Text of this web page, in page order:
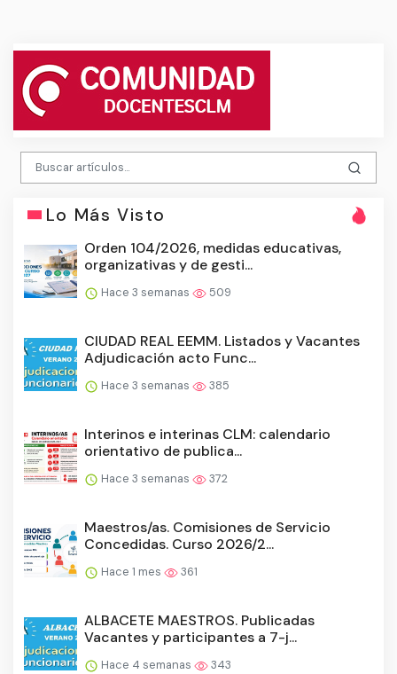
Lo Más Visto
Orden 104/2026, medidas educativas,
organizativas y de gesti...
Hace 3 semanas 509
CIUDAD REAL EEMM. Listados y Vacantes
Adjudicación acto Func...
Hace 3 semanas 385
Interinos e interinas CLM: calendario
orientativo de publica...
Hace 3 semanas 372
Maestros/as. Comisiones de Servicio
Concedidas. Curso 2026/2...
Hace 1 mes 361
ALBACETE MAESTROS. Publicadas
Vacantes y participantes a 7-j...
Hace 4 semanas 343